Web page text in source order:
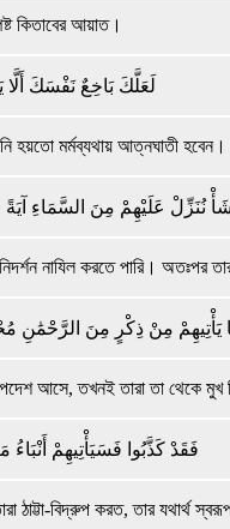
কিতাবের আয়াত।
لَعَلَّكَ بَاخِعٌ نَفْسَكَ أَلَّا
হয়তো মর্মব্যথায় আত্নঘাতী হবেন।
نُنَزِّلْ عَلَيْهِمْ مِنَ السَّمَاءِ
নাযিল করতে পারি। অতঃপর
يَأْتِيهِمْ مِنْ ذِكْرٍ مِنَ الرَّحْمَٰنِ
আসে, তখনই তারা তা থেকে মুখ
فَقَدْ كَذَّبُوا فَسَيَأْتِيهِمْ أَنْبَاءُ
ঠাট্টা-বিদ্রুপ করত, তার যথার্থ